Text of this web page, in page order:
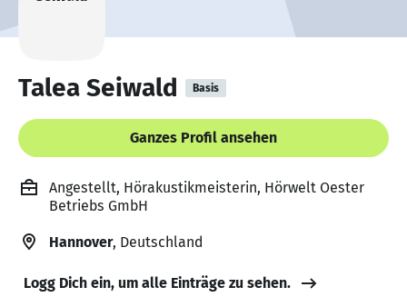
Talea Seiwald Basis
Ganzes Profil ansehen
Angestellt, Hörakustikmeisterin, Hörwelt Oester
Betriebs GmbH
Hannover, Deutschland
Logg Dich ein, um alle Einträge zu sehen.